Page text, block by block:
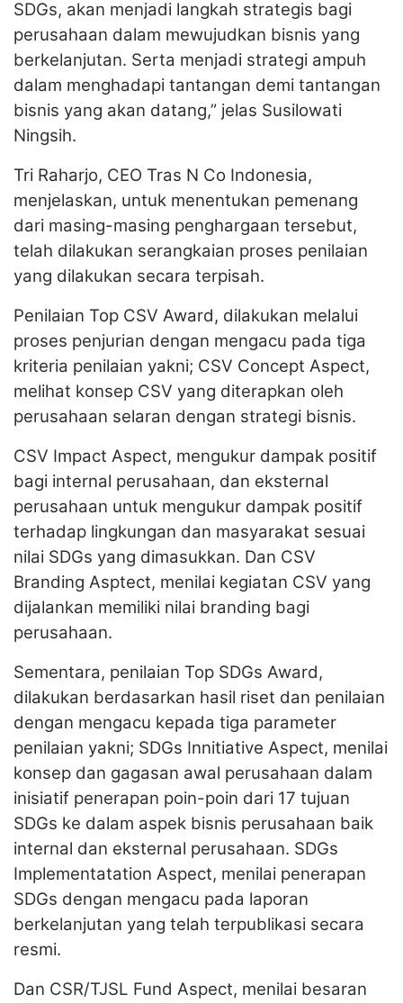
SDGs, akan menjadi langkah strategis bagi
perusahaan dalam mewujudkan bisnis yang
berkelanjutan. Serta menjadi strategi ampuh
dalam menghadapi tantangan demi tantangan
bisnis yang akan datang,” jelas Susilowati
Ningsih.
Tri Raharjo, CEO Tras N Co Indonesia,
menjelaskan, untuk menentukan pemenang
dari masing-masing penghargaan tersebut,
telah dilakukan serangkaian proses penilaian
yang dilakukan secara terpisah.
Penilaian Top CSV Award, dilakukan melalui
proses penjurian dengan mengacu pada tiga
kriteria penilaian yakni; CSV Concept Aspect,
melihat konsep CSV yang diterapkan oleh
perusahaan selaran dengan strategi bisnis.
CSV Impact Aspect, mengukur dampak positif
bagi internal perusahaan, dan eksternal
perusahaan untuk mengukur dampak positif
terhadap lingkungan dan masyarakat sesuai
nilai SDGs yang dimasukkan. Dan CSV
Branding Asptect, menilai kegiatan CSV yang
dijalankan memiliki nilai branding bagi
perusahaan.
Sementara, penilaian Top SDGs Award,
dilakukan berdasarkan hasil riset dan penilaian
dengan mengacu kepada tiga parameter
penilaian yakni; SDGs Innitiative Aspect, menilai
konsep dan gagasan awal perusahaan dalam
inisiatif penerapan poin-poin dari 17 tujuan
SDGs ke dalam aspek bisnis perusahaan baik
internal dan eksternal perusahaan. SDGs
Implementatation Aspect, menilai penerapan
SDGs dengan mengacu pada laporan
berkelanjutan yang telah terpublikasi secara
resmi.
Dan CSR/TJSL Fund Aspect, menilai besaran